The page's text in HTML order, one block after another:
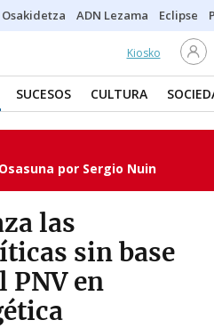
ADN Lezama Eclipse
Kiosko
SUCESOS CULTURA
por Sergio Nuin
las
sin base
PNV en